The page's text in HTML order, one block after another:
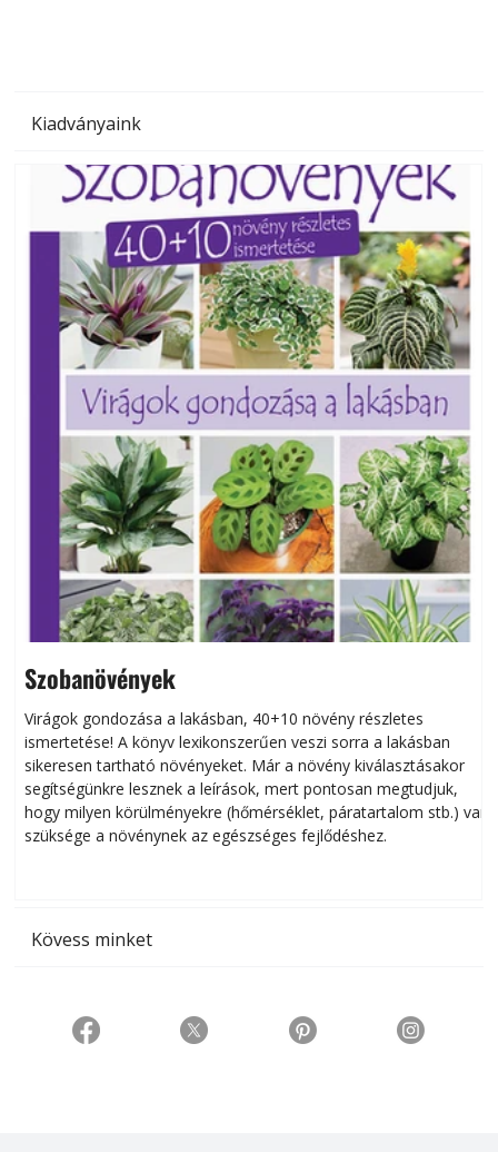
Kiadványaink
Szobanövények
Virágok gondozása a lakásban, 40+10 növény részletes
ismertetése! A könyv lexikonszerűen veszi sorra a lakásban
sikeresen tart­ha­tó növényeket. Már a növény kiválasztásakor
segítségünkre lesznek a leírások, mert pontosan megtudjuk,
hogy milyen körülményekre (hőmérséklet, páratartalom stb.) van
szüksége a növénynek az egészséges fejlődéshez.
Kövess minket